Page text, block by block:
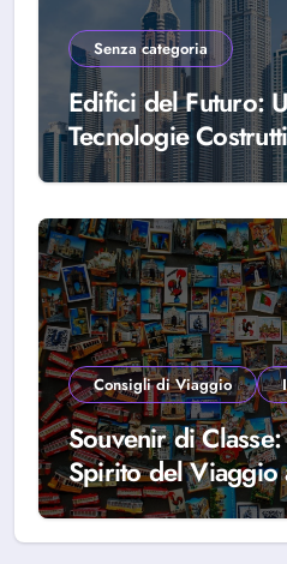
Senza categoria
Edifici del Futuro:
Tecnologie
Consigli di Viaggio
Souvenir di
Spirito del Viaggio